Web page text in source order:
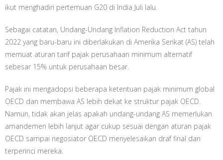
ikut menghadiri pertemuan G20 di India Juli lalu.
Sebagai catatan, Undang-Undang Inflation Reduction Act tahun
2022 yang baru-baru ini diberlakukan di Amerika Serikat (AS) telah
memuat aturan tarif pajak perusahaan minimum alternatif
sebesar 15% untuk perusahaan besar.
Pajak ini mengadopsi beberapa ketentuan pajak minimum global
OECD dan membawa AS lebih dekat ke struktur pajak OECD.
Namun, tidak akan jelas apakah undang-undang AS memerlukan
amandemen lebih lanjut agar cukup sesuai dengan aturan pajak
OECD sampai negosiator OECD menyelesaikan draf final dan
terperinci mereka.